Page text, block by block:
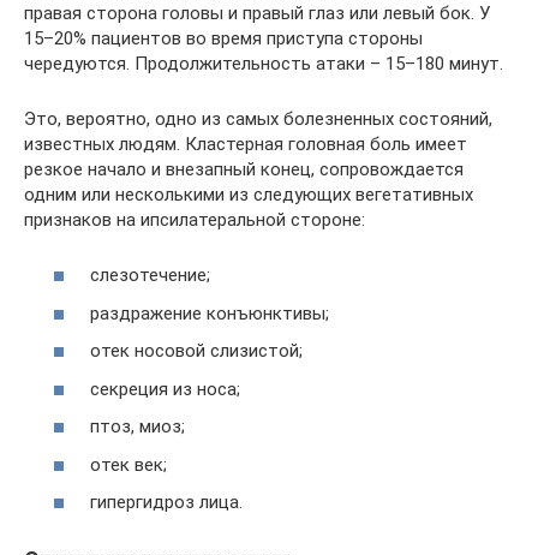
правая сторона головы и правый глаз или левый бок. У
15–20% пациентов во время приступа стороны
чередуются. Продолжительность атаки – 15–180 минут.
Это, вероятно, одно из самых болезненных состояний,
известных людям. Кластерная головная боль имеет
резкое начало и внезапный конец, сопровождается
одним или несколькими из следующих вегетативных
признаков на ипсилатеральной стороне:
слезотечение;
раздражение конъюнктивы;
отек носовой слизистой;
секреция из носа;
птоз, миоз;
отек век;
гипергидроз лица.